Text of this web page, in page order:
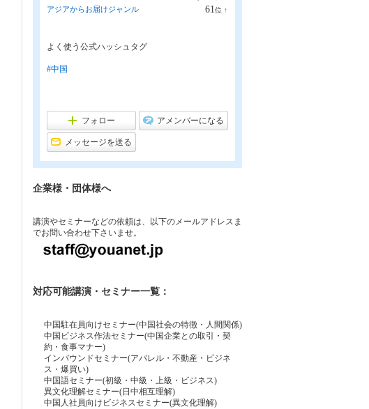
アジアからお届けジャンル 61位 ↑
よく使う公式ハッシュタグ
#中国
フォロー アメンバーになる
メッセージを送る
企業様・団体様へ
講演やセミナーなどの依頼は、以下のメールアドレスま
でお問い合わせ下さいませ。
対応可能講演・セミナー一覧：
中国駐在員向けセミナー(中国社会の特徴・人間関係)
中国ビジネス作法セミナー(中国企業との取引・契
約・食事マナー)
インバウンドセミナー(アパレル・不動産・ビジネ
ス・爆買い)
中国語セミナー(初級・中級・上級・ビジネス)
異文化理解セミナー(日中相互理解)
中国人社員向けビジネスセミナー(異文化理解)